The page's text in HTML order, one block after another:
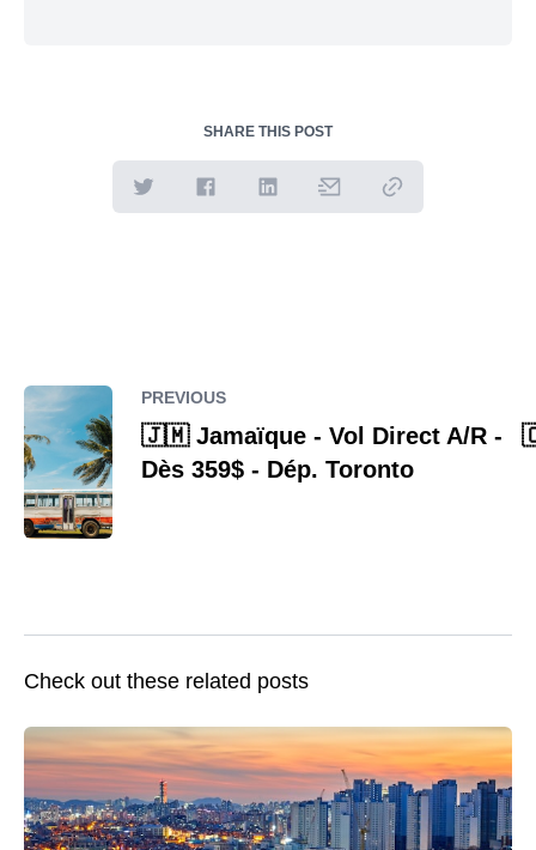
SHARE THIS POST
PREVIOUS
🇯🇲 Jamaïque - Vol Direct A/R -
Dès 359$ - Dép. Toronto
Check out these related posts